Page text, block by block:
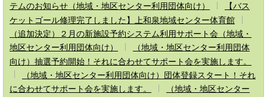
テムのお知らせ（地域・地区センター利用団体向け）
【バス
ケットゴール修理完了しました】上和泉地域センター体育館
（追加決定）２月の新施設予約システム利用サポート会（地域・
地区センター利用団体向け）
（地域・地区センター利用団体
向け）抽選予約開始！それに合わせてサポート会を実施します。
（地域・地区センター利用団体向け）団体登録スタート！それ
に合わせてサポート会を実施します。
（地域・地区センター